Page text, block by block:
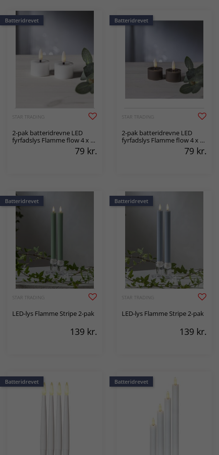
Batteridrevet
STAR TRADING
2-pak batteridrevne LED
fyrfadslys Flamme flow 4 x 5
79 kr.
Batteridrevet
STAR TRADING
2-pak batteridrevne LED
fyrfadslys Flamme flow 4 x 5
79 kr.
Batteridrevet
STAR TRADING
LED-lys Flamme Stripe 2-pak
139 kr.
Batteridrevet
STAR TRADING
LED-lys Flamme Stripe 2-pak
139 kr.
Batteridrevet Batteridrevet